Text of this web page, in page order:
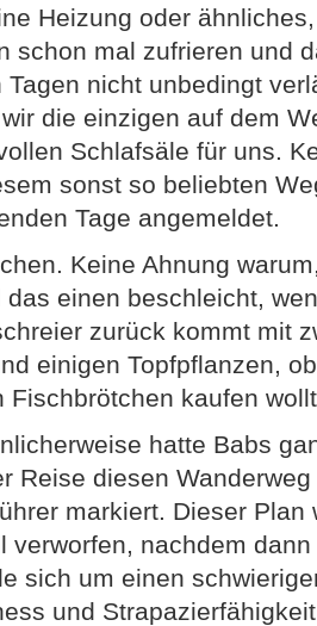
Heizung oder
schon mal zufrieren und
Tagen nicht unbedingt
die einzigen auf dem
Schlafsäle für uns.
sonst so beliebten
Tage angemeldet.
Keine Ahnung
das einen beschleicht,
zurück kommt mit
einigen Topfpflanzen,
Fischbrötchen kaufen
hatte Babs
Reise diesen
markiert. Dieser Plan
verworfen, nachdem
sich um einen
und